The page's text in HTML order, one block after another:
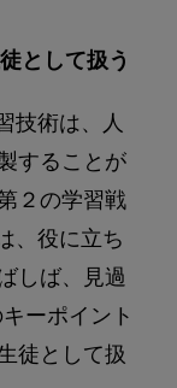
として扱う
技術は、人
することが
２の学習戦
、役に立ち
しば、見過
ーポイント
徒として扱